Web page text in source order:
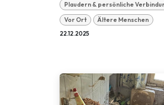
Plaudern & persönliche
Vor Ort Ältere Menschen
22.12.2025